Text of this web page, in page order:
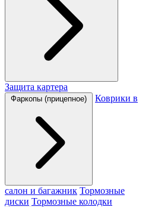
Защита картера
Фаркопы (прицепное) Коврики в
салон и багажник Тормозные
диски Тормозные колодки